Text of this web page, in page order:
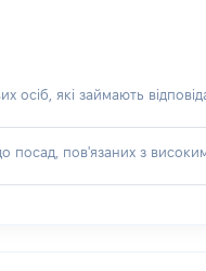
осіб, які займають
пов'язаних з високим